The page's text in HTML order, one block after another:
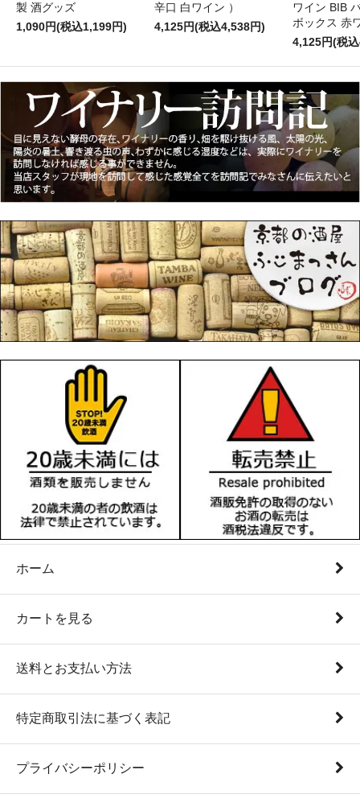
製 酒グッズ
1,090円(税込1,199円)
辛口 白ワイン ）
4,125円(税込4,538円)
ワイン BIB
ボックス 赤
4,125円(税
ホーム
カートを見る
送料とお支払い方法
特定商取引法に基づく表記
プライバシーポリシー